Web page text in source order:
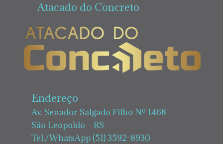
Atacado do Concreto
Endereço
Av. Senador Salgado Filho Nº 1468
São Leopoldo – RS
Tel./WhatsApp (51) 3592-8930